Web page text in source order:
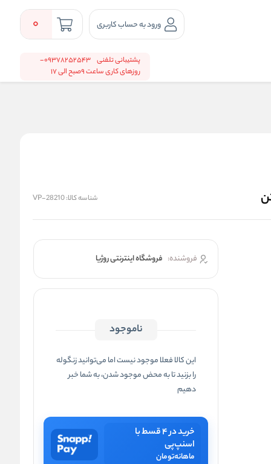
ورود به حساب کاربری 0
پشتیبانی تلفنی
09378252543-
روزهای کاری ساعت 9صبح الی 17
شناسه کالا:VP-28210
فروشنده: فروشگاه اینترنتی روژیا
ناموجود
این کالا فعلا موجود نیست اما می‌توانید زنگوله
را بزنید تا به محض موجود شدن، به شما خبر
دهیم
خرید در ۴ قسط با
اسنپ‌پی
ماهانهتومان